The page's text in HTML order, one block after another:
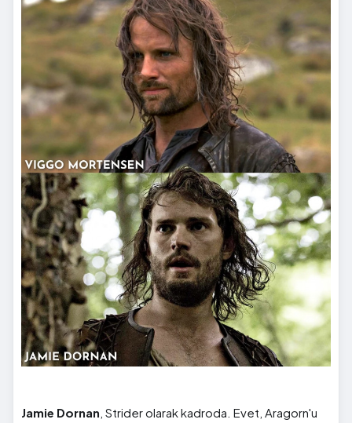
Jamie Dornan , Strider olarak kadroda. Evet, Aragorn'u